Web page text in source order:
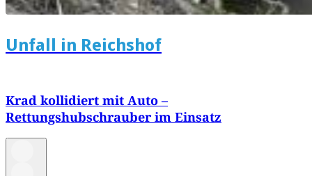
Unfall in Reichshof
Krad kollidiert mit Auto –
Rettungshubschrauber im Einsatz